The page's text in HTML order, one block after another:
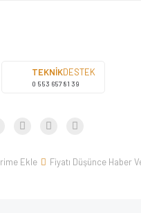
TEKNİKDESTEK
0 553 657 81 39
Fiyatı Düşünce Haber